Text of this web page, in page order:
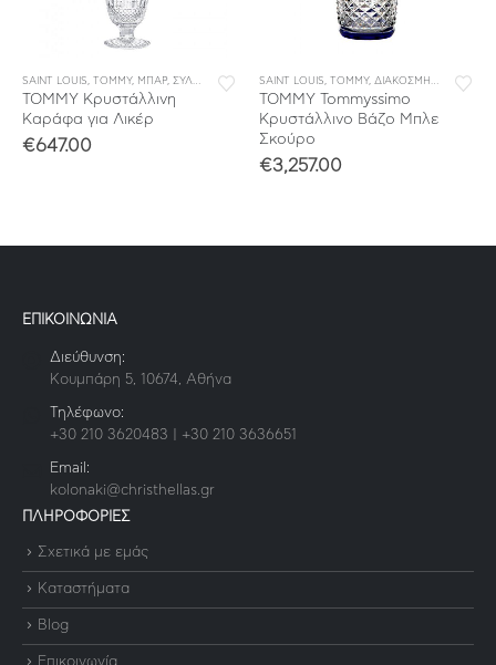
ΣΥΛΛΟΓΕΣ
SAINT LOUIS, TOMMY, ΜΠΑΡ, ΣΥΛΛΟΓΕΣ
TOMMY Κρυστάλλινη
Καράφα για Λικέρ
€647.00
SAINT LOUIS, TOMMY, ΔΙΑΚΟΣΜΗΣΗ
TOMMY Tommyssimo
Κρυστάλλινο Βάζο Μπλε
Σκούρο
€3,257.00
ΕΠΙΚΟΙΝΩΝΙΑ
Διεύθυνση:
Κουμπάρη 5, 10674, Αθήνα
Τηλέφωνο:
+30 210 3620483 | +30 210 3636651
Email:
kolonaki@christhellas.gr
ΠΛΗΡΟΦΟΡΙΕΣ
Σχετικά με εμάς
Καταστήματα
Blog